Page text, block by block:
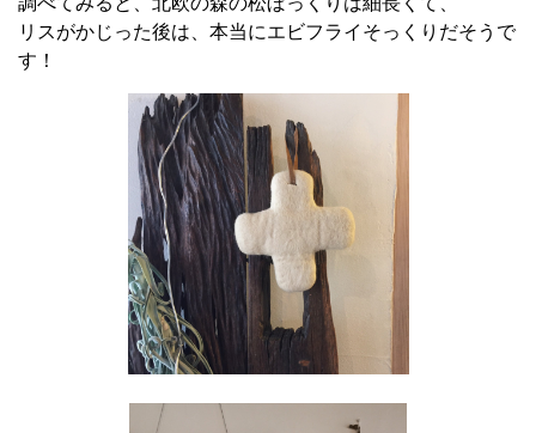
リスがかじった後は、本当にエビフライそっくりだそうで
す！